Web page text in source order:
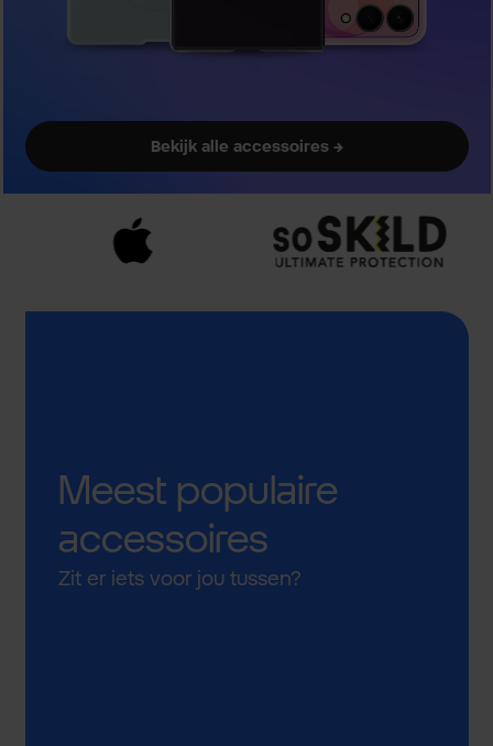
Bekijk alle accessoires →
Meest populaire
accessoires
Zit er iets voor jou tussen?